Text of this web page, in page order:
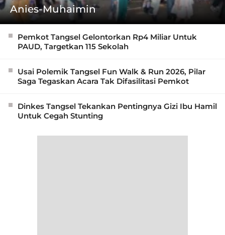
Anies-Muhaimin
Pemkot Tangsel Gelontorkan Rp4 Miliar Untuk
PAUD, Targetkan 115 Sekolah
Usai Polemik Tangsel Fun Walk & Run 2026, Pilar
Saga Tegaskan Acara Tak Difasilitasi Pemkot
Dinkes Tangsel Tekankan Pentingnya Gizi Ibu Hamil
Untuk Cegah Stunting